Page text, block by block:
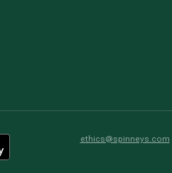
ethics@spinneys.com